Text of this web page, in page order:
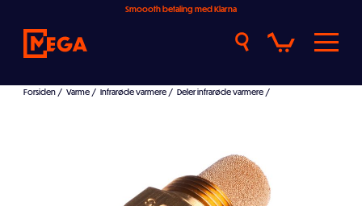
Smoooth betaling med Klarna
Forsiden / Varme / Infrarøde varmere / Deler infrarøde varmere /